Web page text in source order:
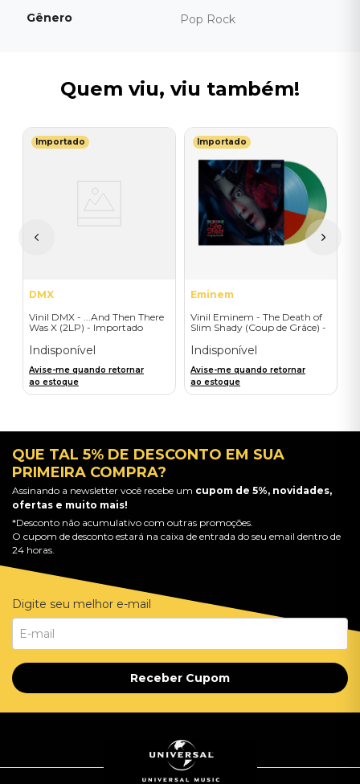
Gênero Pop Rock
Quem viu, viu também!
Importado
DMX
Vinil DMX - ...And Then There
Was X (2LP) - Importado
Indisponível
Avise-me quando retornar
ao estoque
Importado
Eminem
Vinil Eminem - The Death of
Slim Shady (Coup de Grâce) -
Indisponível
Avise-me quando retornar
ao estoque
QUE TAL 5% DE DESCONTO EM SUA
PRIMEIRA COMPRA?
Assinando a newsletter você recebe um cupom de 5%, novidades,
ofertas e muito mais!
*Desconto não acumulativo com outras promoções.
O cupom de desconto estará na caixa de entrada do seu email dentro de
24 horas.
Digite seu melhor e-mail
Receber Cupom